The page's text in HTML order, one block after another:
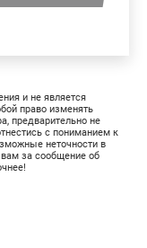
и не является
право изменять
предварительно не
с пониманием к
неточности в
за сообщение об